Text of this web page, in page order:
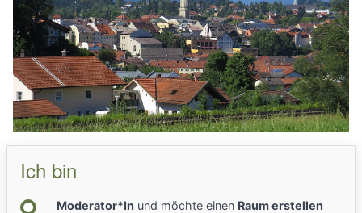
Ich bin
Moderator*In und möchte einen Raum erstellen